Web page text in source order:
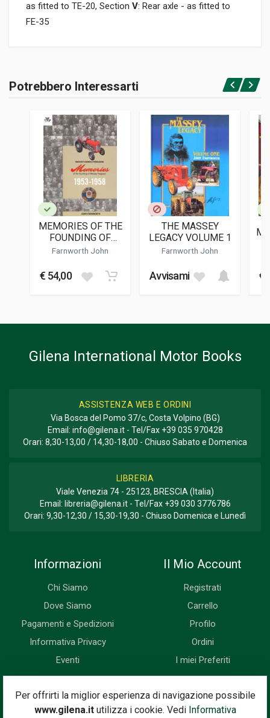
as fitted to TE-20, Section V: Rear axle - as fitted to
FE-35
Brossura
9781563929656
Haynes Publishing
LINGUA DEL TESTO
DATA DI STAMPA
21 x 27 x 1,5 cm
Accedi o registrati
Potrebbero Interessarti
MEMORIES OF THE
FOUNDING OF
MASSEY FERGUSON
Farnworth John
€ 54,00
THE MASSEY
LEGACY VOLUME 1
Farnworth John
Avvisami €
Per offrirti la miglior esperienza di navigazione possibile
www.gilena.itutilizza i cookie. Vedi Informativa
Gilena International Motor Books
ASSISTENZA WEB E ORDINI
Via Bosca del Pomo 37/c, Costa Volpino (BG)
Email: info@gilena.it- Tel/Fax +39 035 970428
Orari: 8,30-13,00 / 14,30-18,00 - Chiuso Sabato e Domenica
LIBRERIA
Viale Venezia 74 - 25123, BRESCIA (Italia)
Email: libreria@gilena.it- Tel/Fax +39 030 3776786
Orari: 9,30-12,30 / 15,30-19,30 - Chiuso Domenica e Lunedì
Informazioni
Chi Siamo
Dove Siamo
Pagamenti e Spedizioni
Informativa Privacy
Eventi
Il Mio Account
Registrati
Carrello
Profilo
Ordini
I miei Preferiti
Newsletter